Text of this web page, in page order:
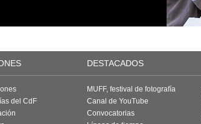
DESTACADOS
del CdF
MUFF, festival de fotografía
Canal de YouTube
Convocatorias